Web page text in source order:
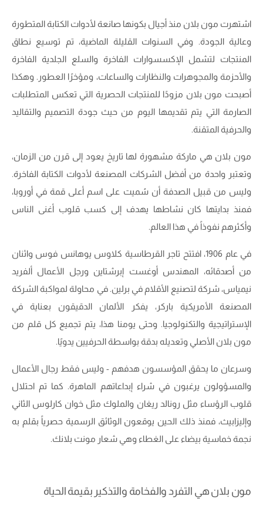
اشتهرت مون بلان منذ أجيال بكونها صانعة لأدوات الكتابة المتطورة
وعالية الجودة. وفي السنوات القليلة الماضية، تم توسيع نطاق
المنتجات لتشمل الإكسسوارات الفاخرة والسلع الجلدية الفاخرة
والأحزمة والمجوهرات والنظارات والساعات، ومؤخرًا العطور. وهكذا
أصبحت مون بلان مزودًا للمنتجات الحصرية التي تعكس المتطلبات
الصارمة التي يتم تقديمها اليوم من حيث جودة التصميم والتقاليد
والحرفية المتقنة.
مون بلان هي ماركة مشهورة لها تاريخ يعود إلى قرن من الزمان،
وتعتبر واحدة من أفضل الشركات المصنعة لأدوات الكتابة الفاخرة.
وليس من قبيل الصدفة أن سُميت على اسم أعلى قمة في أوروبا،
فمنذ بدايتها كان نشاطها يهدف إلى كسب قلوب أغنى الناس
وأكثرهم نفوذاً في هذا العالم.
في عام 1906، افتتح تاجر القرطاسية كلاوس يوهانس فوس واثنان
من أصدقائه، المهندس أوغست إبرشتاين ورجل الأعمال ألفريد
نيمياس، شركة لتصنيع الأقلام في برلين. في محاولة لمواكبة الشركة
المصنعة الأمريكية باركر، يفكر الألمان الدقيقون بعناية في
الإستراتيجية والتكنولوجيا. وحتى يومنا هذا، يتم تجميع كل قلم من
مون بلان الأصلي وتعديله بدقة بواسطة الحرفيين يدويًا.
وسرعان ما يحقق المؤسسون هدفهم - وليس فقط رجال الأعمال
والمسؤولون يرغبون في شراء إبداعاتهم الماهرة. كما تم احتلال
قلوب الرؤساء مثل رونالد ريغان والملوك مثل خوان كارلوس الثاني
وإليزابيث، فمنذ ذلك الحين يوقعون الوثائق الرسمية حصرياً بقلم به
نجمة خماسية بيضاء على الغطاء وهي شعار مونت بلانك.
مون بلان هي التفرد والفخامة والتذكير بقيمة الحياة